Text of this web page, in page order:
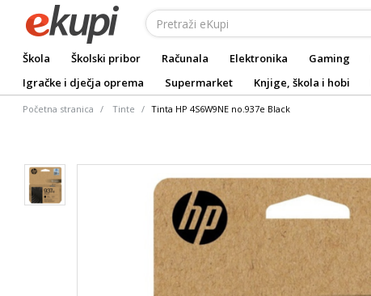
Škola Školski pribor Računala Elektronika Gaming
Igračke i dječja oprema
Supermarket Knjige, škola i hobi
Početna stranica Tinte Tinta HP 4S6W9NE no.937e Black